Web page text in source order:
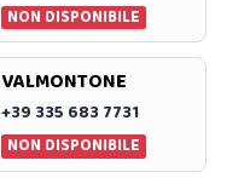
NON DISPONIBILE
VALMONTONE
+39 335 683 7731
NON DISPONIBILE